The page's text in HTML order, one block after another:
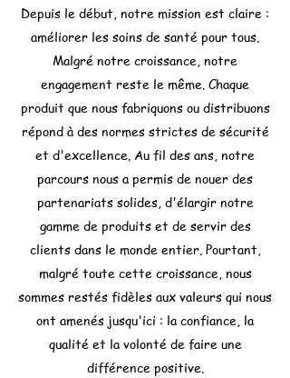
Depuis le début, notre mission est claire :
améliorer les soins de santé pour tous.
Malgré notre croissance, notre
engagement reste le même. Chaque
produit que nous fabriquons ou distribuons
répond à des normes strictes de sécurité
et d'excellence. Au fil des ans, notre
parcours nous a permis de nouer des
partenariats solides, d'élargir notre
gamme de produits et de servir des
clients dans le monde entier. Pourtant,
malgré toute cette croissance, nous
sommes restés fidèles aux valeurs qui nous
ont amenés jusqu'ici : la confiance, la
qualité et la volonté de faire une
différence positive.